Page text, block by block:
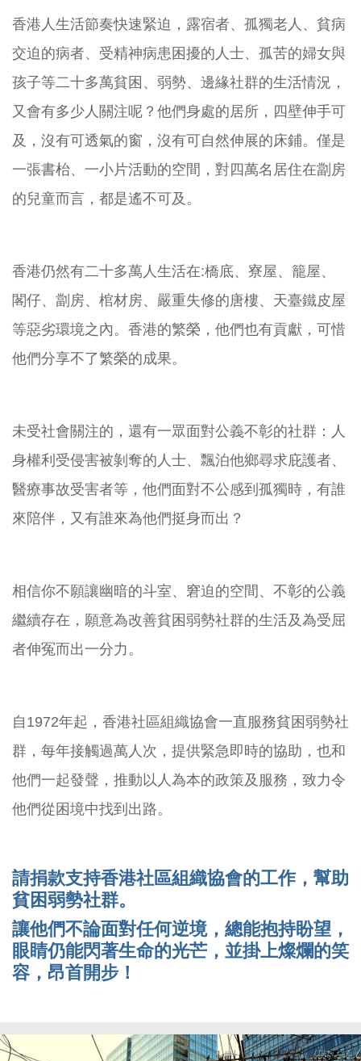
香港人生活節奏快速緊迫，露宿者、孤獨老人、貧病
交迫的病者、受精神病患困擾的人士、孤苦的婦女與
孩子等二十多萬貧困、弱勢、邊緣社群的生活情況，
又會有多少人關注呢？他們身處的居所，四壁伸手可
及，沒有可透氣的窗，沒有可自然伸展的床鋪。僅是
一張書枱、一小片活動的空間，對四萬名居住在劏房
的兒童而言，都是遙不可及。
香港仍然有二十多萬人生活在:橋底、寮屋、籠屋、
閣仔、劏房、棺材房、嚴重失修的唐樓、天臺鐵皮屋
等惡劣環境之內。香港的繁榮，他們也有貢獻，可惜
他們分享不了繁榮的成果。
未受社會關注的，還有一眾面對公義不彰的社群：人
身權利受侵害被剝奪的人士、飄泊他鄉尋求庇護者、
醫療事故受害者等，他們面對不公感到孤獨時，有誰
來陪伴，又有誰來為他們挺身而出？
相信你不願讓幽暗的斗室、窘迫的空間、不彰的公義
繼續存在，願意為改善貧困弱勢社群的生活及為受屈
者伸冤而出一分力。
自1972年起，香港社區組織協會一直服務貧困弱勢社
群，每年接觸過萬人次，提供緊急即時的協助，也和
他們一起發聲，推動以人為本的政策及服務，致力令
他們從困境中找到出路。
請捐款支持香港社區組織協會的工作，幫助
貧困弱勢社群。
讓他們不論面對任何逆境，總能抱持盼望，
眼睛仍能閃著生命的光芒，並掛上燦爛的笑
容，昂首開步！